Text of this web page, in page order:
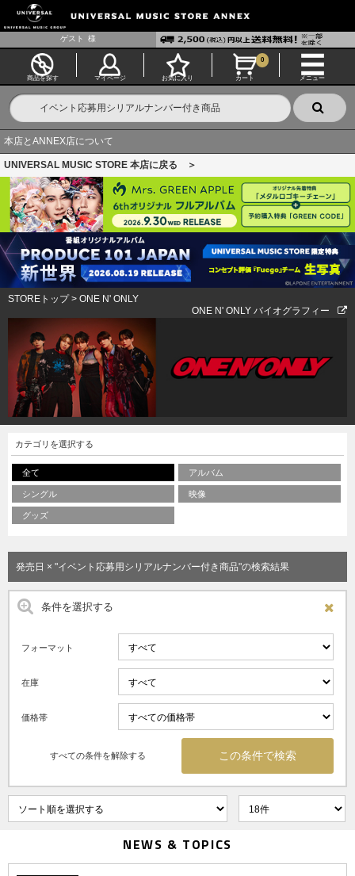
ゲスト 様
商品を探す マイページ お気に入り カート
0
メニュー
本店とANNEX店について
UNIVERSAL MUSIC STORE 本店に戻る ＞
STOREトップ> ONE N' ONLY
ONE N' ONLY バイオグラフィー
カテゴリを選択する
全て アルバム
シングル 映像
グッズ
発売日 × "イベント応募用シリアルナンバー付き商品"の検索結果
条件を選択する
フォーマット
在庫
価格帯
すべての条件を解除する
NEWS & TOPICS